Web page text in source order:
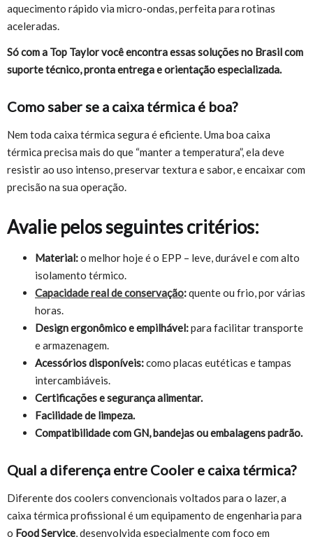
aquecimento rápido via micro-ondas, perfeita para rotinas
aceleradas.
Só com a Top Taylor você encontra essas soluções no Brasil com
suporte técnico, pronta entrega e orientação especializada.
Como saber se a caixa térmica é boa?
Nem toda caixa térmica segura é eficiente. Uma boa caixa
térmica precisa mais do que “manter a temperatura”, ela deve
resistir ao uso intenso, preservar textura e sabor, e encaixar com
precisão na sua operação.
Avalie pelos seguintes critérios:
Material:o melhor hoje é o EPP – leve, durável e com alto
isolamento térmico.
Capacidade real de conservação:quente ou frio, por várias
horas.
Design ergonômico e empilhável:para facilitar transporte
e armazenagem.
Acessórios disponíveis:como placas eutéticas e tampas
intercambiáveis.
Certificações e segurança alimentar.
Facilidade de limpeza.
Compatibilidade com GN, bandejas ou embalagens padrão.
Qual a diferença entre Cooler e caixa térmica?
Diferente dos coolers convencionais voltados para o lazer, a
caixa térmica profissional é um equipamento de engenharia para
o Food Service, desenvolvida especialmente com foco em